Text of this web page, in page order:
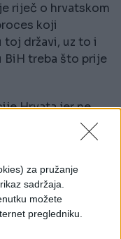
za pružanje
sadržaja.
možete
pregledniku.
riječ o hrvatskom
koji
toj državi, uz to i
BiH treba što prije
Hrvata jer ne
Daytonskog i
svega
ali i BiH biti
predsjednice, ali
tvrdi dr.